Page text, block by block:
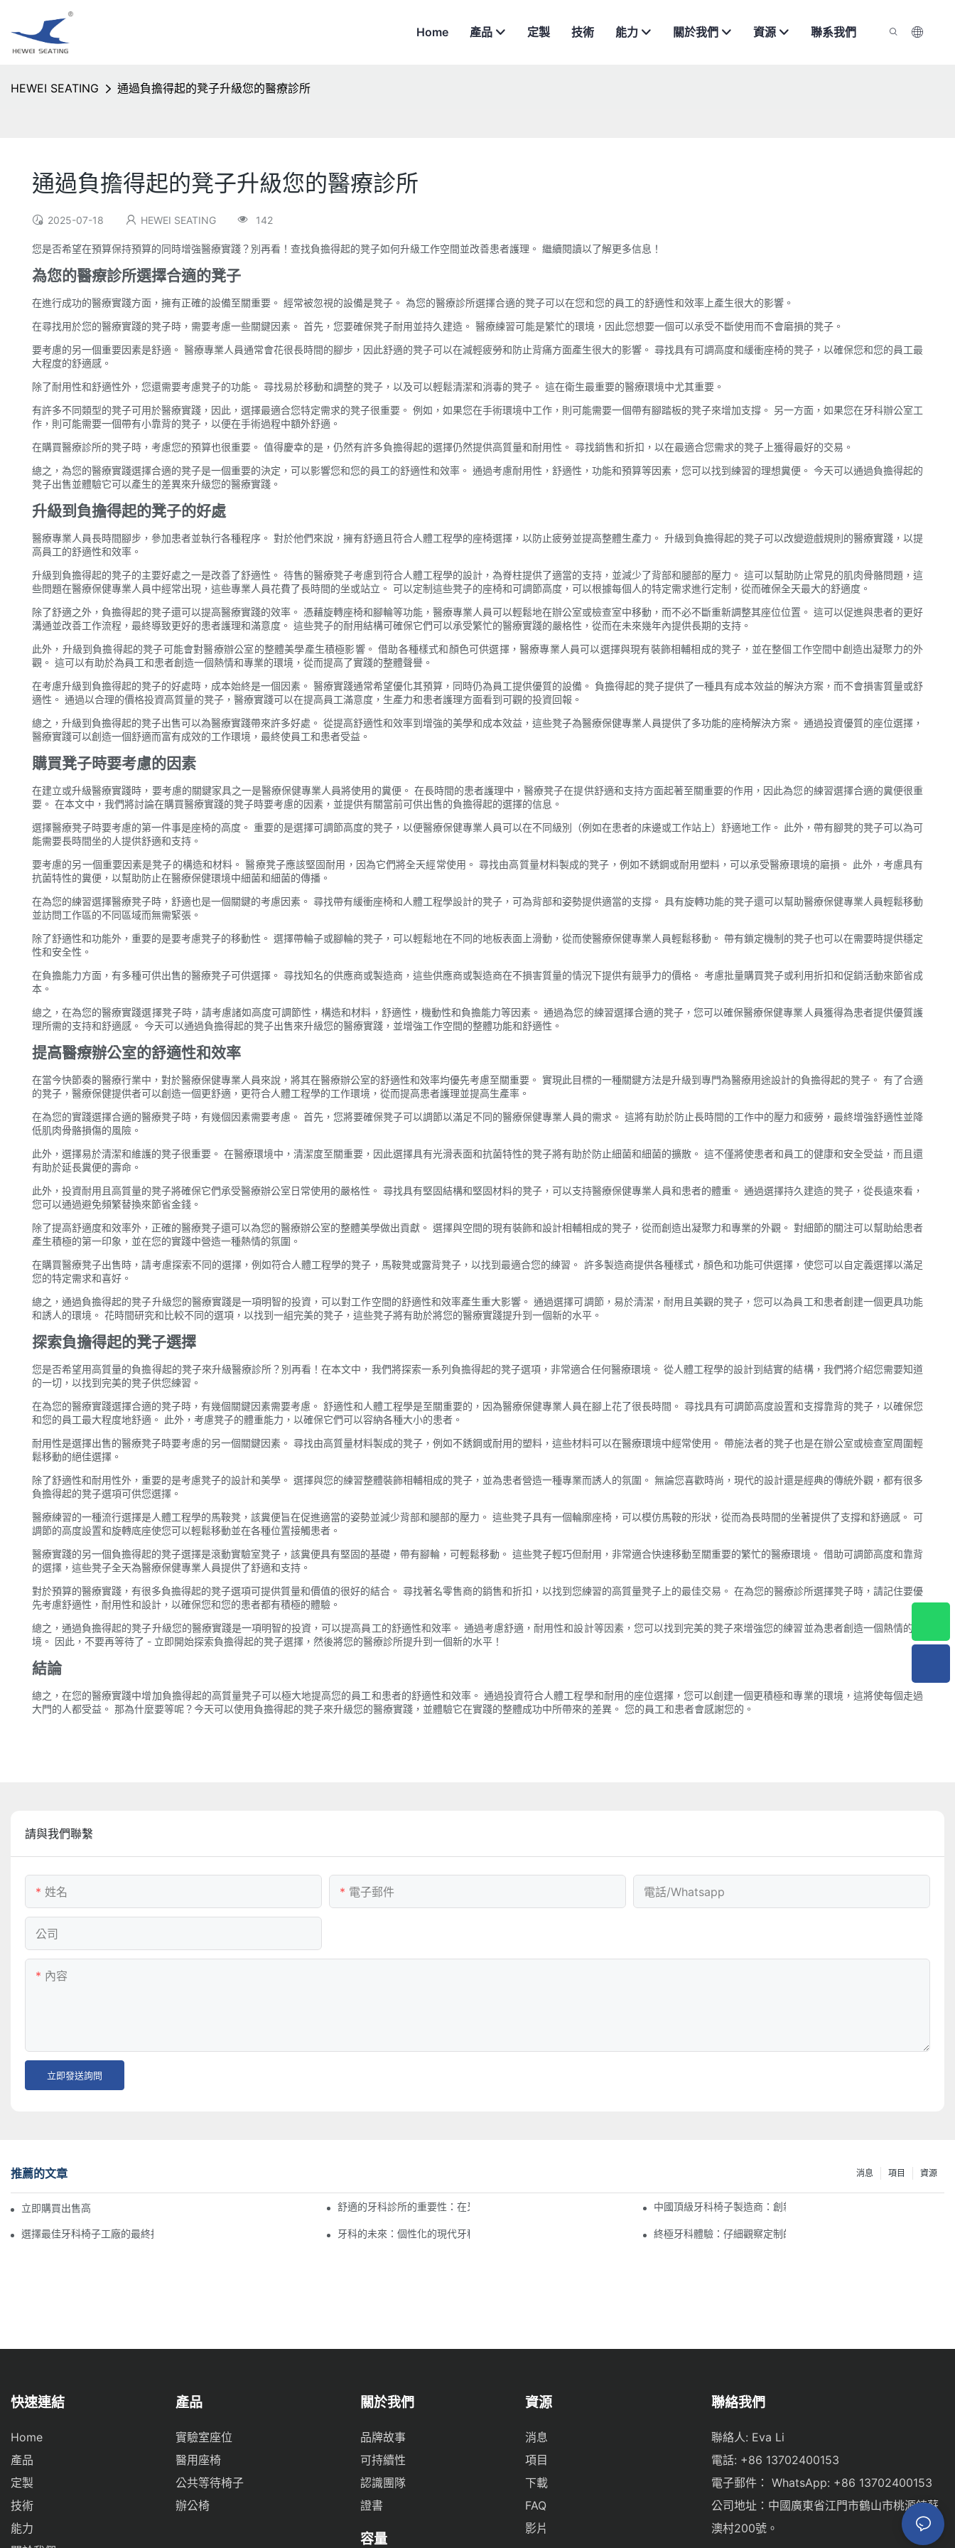
Home 產品 定製 技術 能力 關於我們 資源 聯系我們
HEWEI SEATING 通過負擔得起的凳子升級您的醫療診所
通過負擔得起的凳子升級您的醫療診所
2025-07-18 HEWEI SEATING 142
您是否希望在預算保持預算的同時增強醫療實踐？別再看！查找負擔得起的凳子如何升級工作空間並改善患者護理。 繼續閱讀以了解更多信息！
為您的醫療診所選擇合適的凳子
在進行成功的醫療實踐方面，擁有正確的設備至關重要。 經常被忽視的設備是凳子。 為您的醫療診所選擇合適的凳子可以在您和您的員工的舒適性和效率上產生很大的影響。
在尋找用於您的醫療實踐的凳子時，需要考慮一些關鍵因素。 首先，您要確保凳子耐用並持久建造。 醫療練習可能是繁忙的環境，因此您想要一個可以承受不斷使用而不會磨損的凳子。
要考慮的另一個重要因素是舒適。 醫療專業人員通常會花很長時間的腳步，因此舒適的凳子可以在減輕疲勞和防止背痛方面產生很大的影響。 尋找具有可調高度和緩衝座椅的凳子，以確保您和您的員工最
大程度的舒適感。
除了耐用性和舒適性外，您還需要考慮凳子的功能。 尋找易於移動和調整的凳子，以及可以輕鬆清潔和消毒的凳子。 這在衛生最重要的醫療環境中尤其重要。
有許多不同類型的凳子可用於醫療實踐，因此，選擇最適合您特定需求的凳子很重要。 例如，如果您在手術環境中工作，則可能需要一個帶有腳踏板的凳子來增加支撐。 另一方面，如果您在牙科辦公室工
作，則可能需要一個帶有小靠背的凳子，以便在手術過程中額外舒適。
在購買醫療診所的凳子時，考慮您的預算也很重要。 值得慶幸的是，仍然有許多負擔得起的選擇仍然提供高質量和耐用性。 尋找銷售和折扣，以在最適合您需求的凳子上獲得最好的交易。
總之，為您的醫療實踐選擇合適的凳子是一個重要的決定，可以影響您和您的員工的舒適性和效率。 通過考慮耐用性，舒適性，功能和預算等因素，您可以找到練習的理想糞便。 今天可以通過負擔得起的
凳子出售並體驗它可以產生的差異來升級您的醫療實踐。
升級到負擔得起的凳子的好處
醫療專業人員長時間腳步，參加患者並執行各種程序。 對於他們來說，擁有舒適且符合人體工程學的座椅選擇，以防止疲勞並提高整體生產力。 升級到負擔得起的凳子可以改變遊戲規則的醫療實踐，以提
高員工的舒適性和效率。
升級到負擔得起的凳子的主要好處之一是改善了舒適性。 待售的醫療凳子考慮到符合人體工程學的設計，為脊柱提供了適當的支持，並減少了背部和腿部的壓力。 這可以幫助防止常見的肌肉骨骼問題，這
些問題在醫療保健專業人員中經常出現，這些專業人員花費了長時間的坐或站立。 可以定制這些凳子的座椅和可調節高度，可以根據每個人的特定需求進行定制，從而確保全天最大的舒適度。
除了舒適之外，負擔得起的凳子還可以提高醫療實踐的效率。 憑藉旋轉座椅和腳輪等功能，醫療專業人員可以輕鬆地在辦公室或檢查室中移動，而不必不斷重新調整其座位位置。 這可以促進與患者的更好
溝通並改善工作流程，最終導致更好的患者護理和滿意度。 這些凳子的耐用結構可確保它們可以承受繁忙的醫療實踐的嚴格性，從而在未來幾年內提​​供長期的支持。
此外，升級到負擔得起的凳子可能會對醫療辦公室的整體美學產生積極影響。 借助各種樣式和顏色可供選擇，醫療專業人員可以選擇與現有裝飾相輔相成的凳子，並在整個工作空間中創造出凝聚力的外
觀。 這可以有助於為員工和患者創造一個熱情和專業的環境，從而提高了實踐的整體聲譽。
在考慮升級到負擔得起的凳子的好處時，成本始終是一個因素。 醫療實踐通常希望優化其預算，同時仍為員工提供優質的設備。 負擔得起的凳子提供了一種具有成本效益的解決方案，而不會損害質量或舒
適性。 通過以合理的價格投資高質量的凳子，醫療實踐可以在提高員工滿意度，生產力和患者護理方面看到可觀的投資回報。
總之，升級到負擔得起的凳子出售可以為醫療實踐帶來許多好處。 從提高舒適性和效率到增強的美學和成本效益，這些凳子為醫療保健專業人員提供了多功能的座椅解決方案。 通過投資優質的座位選擇，
醫療實踐可以創造一個舒適而富有成效的工作環境，最終使員工和患者受益。
購買凳子時要考慮的因素
在建立或升級醫療實踐時，要考慮的關鍵家具之一是醫療保健專業人員將使用的糞便。 在長時間的患者護理中，醫療凳子在提供舒適和支持方面起著至關重要的作用，因此為您的練習選擇合適的糞便很重
要。 在本文中，我們將討論在購買醫療實踐的凳子時要考慮的因素，並提供有關當前可供出售的負擔得起的選擇的信息。
選擇醫療凳子時要考慮的第一件事是座椅的高度。 重要的是選擇可調節高度的凳子，以便醫療保健專業人員可以在不同級別（例如在患者的床邊或工作站上）舒適地工作。 此外，帶有腳凳的凳子可以為可
能需要長時間坐的人提供舒適和支持。
要考慮的另一個重要因素是凳子的構造和材料。 醫療凳子應該堅固耐用，因為它們將全天經常使用。 尋找由高質量材料製成的凳子，例如不銹鋼或耐用塑料，可以承受醫療環境的磨損。 此外，考慮具有
抗菌特性的糞便，以幫助防止在醫療保健環境中細菌和細菌的傳播。
在為您的練習選擇醫療凳子時，舒適也是一個關鍵的考慮因素。 尋找帶有緩衝座椅和人體工程學設計的凳子，可為背部和姿勢提供適當的支撐。 具有旋轉功能的凳子還可以幫助醫療保健專業人員輕鬆移動
並訪問工作區的不同區域而無需緊張。
除了舒適性和功能外，重要的是要考慮凳子的移動性。 選擇帶輪子或腳輪的凳子，可以輕鬆地在不同的地板表面上滑動，從而使醫療保健專業人員輕鬆移動。 帶有鎖定機制的凳子也可以在需要時提供穩定
性和安全性。
在負擔能力方面，有多種可供出售的醫療凳子可供選擇。 尋找知名的供應商或製造商，這些供應商或製造商在不損害質量的情況下提供有競爭力的價格。 考慮批量購買凳子或利用折扣和促銷活動來節省成
本。
總之，在為您的醫療實踐選擇凳子時，請考慮諸如高度可調節性，構造和材料，舒適性，機動性和負擔能力等因素。 通過為您的練習選擇合適的凳子，您可以確保醫療保健專業人員獲得為患者提供優質護
理所需的支持和舒適感。 今天可以通過負擔得起的凳子出售來升級您的醫療實踐，並增強工作空間的整體功能和舒適性。
提高醫療辦公室的舒適性和效率
在當今快節奏的醫療行業中，對於醫療保健專業人員來說，將其在醫療辦公室的舒適性和效率均優先考慮至關重要。 實現此目標的一種關鍵方法是升級到專門為醫療用途設計的負擔得起的凳子。 有了合適
的凳子，醫療保健提供者可以創造一個更舒適，更符合人體工程學的工作環境，從而提高患者護理並提高生產率。
在為您的實踐選擇合適的醫療凳子時，有幾個因素需要考慮。 首先，您將要確保凳子可以調節以滿足不同的醫療保健專業人員的需求。 這將有助於防止長時間的工作中的壓力和疲勞，最終增強舒適性並降
低肌肉骨骼損傷的風險。
此外，選擇易於清潔和維護的凳子很重要。 在醫療環境中，清潔度至關重要，因此選擇具有光滑表面和抗菌特性的凳子將有助於防止細菌和細菌的擴散。 這不僅將使患者和員工的健康和安全受益，而且還
有助於延長糞便的壽命。
此外，投資耐用且高質量的凳子將確保它們承受醫療辦公室日常使用的嚴格性。 尋找具有堅固結構和堅固材料的凳子，可以支持醫療保健專業人員和患者的體重。 通過選擇持久建造的凳子，從長遠來看，
您可以通過避免頻繁替換來節省金錢。
除了提高舒適度和效率外，正確的醫療凳子還可以為您的醫療辦公室的整體美學做出貢獻。 選擇與空間的現有裝飾和設計相輔相成的凳子，從而創造出凝聚力和專業的外觀。 對細節的關注可以幫助給患者
產生積極的第一印象，並在您的實踐中營造一種熱情的氛圍。
在購買醫療凳子出售時，請考慮探索不同的選擇，例如符合人體工程學的凳子，馬鞍凳或露背凳子，以找到最適合您的練習。 許多製造商提供各種樣式，顏色和功能可供選擇，使您可以自定義選擇以滿足
您的特定需求和喜好。
總之，通過負擔得起的凳子升級您的醫療實踐是一項明智的投資，可以對工作空間的舒適性和效率產生重大影響。 通過選擇可調節，易於清潔，耐用且美觀的凳子，您可以為員工和患者創建一個更具功能
和誘人的環境。 花時間研究和比較不同的選項，以找到一組完美的凳子，這些凳子將有助於將您的醫療實踐提升到一個新的水平。
探索負擔得起的凳子選擇
您是否希望用高質量的負擔得起的凳子來升級醫療診所？別再看！在本文中，我們將探索一系列負擔得起的凳子選項，非常適合任何醫療環境。 從人體工程學的設計到結實的結構，我們將介紹您需要知道
的一切，以找到完美的凳子供您練習。
在為您的醫療實踐選擇合適的凳子時，有幾個關鍵因素需要考慮。 舒適性和人體工程學是至關重要的，因為醫療保健專業人員在腳上花了很長時間。 尋找具有可調節高度設置和支撐靠背的凳子，以確保您
和您的員工最大程度地舒適。 此外，考慮凳子的體重能力，以確保它們可以容納各種大小的患者。
耐用性是選擇出售的醫療凳子時要考慮的另一個關鍵因素。 尋找由高質量材料製成的凳子，例如不銹鋼或耐用的塑料，這些材料可以在醫療環境中經常使用。 帶施法者的凳子也是在辦公室或檢查室周圍輕
鬆移動的絕佳選擇。
除了舒適性和耐用性外，重要的是考慮凳子的設計和美學。 選擇與您的練習整體裝飾相輔相成的凳子，並為患者營造一種專業而誘人的氛圍。 無論您喜歡時尚，現代的設計還是經典的傳統外觀，都有很多
負擔得起的凳子選項可供您選擇。
醫療練習的一種流行選擇是人體工程學的馬鞍凳，該糞便旨在促進適當的姿勢並減少背部和腿部的壓力。 這些凳子具有一個輪廓座椅，可以模仿馬鞍的形狀，從而為長時間的坐著提供了支撐和舒適感。 可
調節的高度設置和旋轉底座使您可以輕鬆移動並在各種位置接觸患者。
醫療實踐的另一個負擔得起的凳子選擇是滾動實驗室凳子，該糞便具有堅固的基礎，帶有腳輪，可輕鬆移動。 這些凳子輕巧但耐用，非常適合快速移動至關重要的繁忙的醫療環境。 借助可調節高度和靠背
的選擇，這些凳子全天為醫療保健專業人員提供了舒適和支持。
對於預算的醫療實踐，有很多負擔得起的凳子選項可提供質量和價值的很好的結合。 尋找著名零售商的銷售和折扣，以找到您練習的高質量凳子上的最佳交易。 在為您的醫療診所選擇凳子時，請記住要優
先考慮舒適性，耐用性和設計，以確保您和您的患者都有積極的體驗。
總之，通過負擔得起的凳子升級您的醫療實踐是一項明智的投資，可以提高員工的舒適性和效率。 通過考慮舒適，耐用性和設計等因素，您可以找到完美的凳子來增強您的練習並為患者創造一個熱情的環
境。 因此，不要再等待了 - 立即開始探索負擔得起的凳子選擇，然後將您的醫療診所提升到一個新的水平！
結論
總之，在您的醫療實踐中增加負擔得起的高質量凳子可以極大地提高您的員工和患者的舒適性和效率。 通過投資符合人體工程學和耐用的座位選擇，您可以創建一個更積極和專業的環境，這將使每個走過
大門的人都受益。 那為什麼要等呢？今天可以使用負擔得起的凳子來升級您的醫療實踐，並體驗它在實踐的整體成功中所帶來的差異。 您的員工和患者會感謝您的。
請與我們聯繫
姓名 電子郵件 電話/whatsapp
公司
內容
立即發送詢問
推薦的文章 資源
項目
消息
立即購買出售高質量的醫療凳子！ 舒適的牙科診所的重要性：在牙科手術過程中確保患者舒適 中國頂級牙科椅子製造商：創新和質量
選擇最佳牙科椅子工廠的最終指南 牙科的未來：個性化的現代牙科椅 終極牙科體驗：仔細觀察定制的黑色牙科椅子
快速連結
Home
產品
定製
技術
能力
產品
實驗室座位
醫用座椅
公共等待椅子
辦公椅
關於我們
品牌故事
可持續性
認識團隊
證書
容量
資源
消息
項目
下載
FAQ
影片
聯絡我們
聯絡人: Eva Li
電話: +86 13702400153
電子郵件： WhatsApp: +86 13702400153
公司地址：中國廣東省江門市鶴山市桃源鎮蘇
澳村200號。